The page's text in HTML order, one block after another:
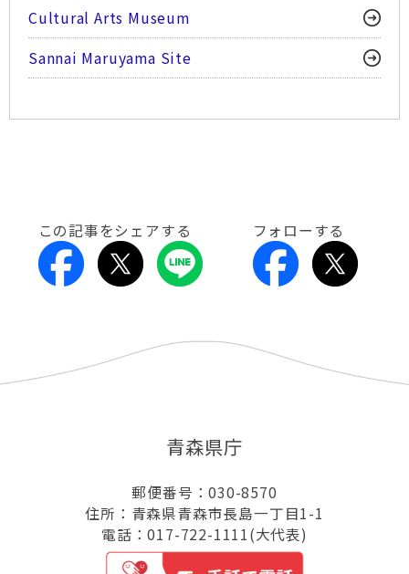
Cultural Arts Museum
Sannai Maruyama Site
この記事をシェアする フォローする
青森県庁
郵便番号：030-8570
住所：青森県青森市長島一丁目1-1
電話：017-722-1111(大代表)